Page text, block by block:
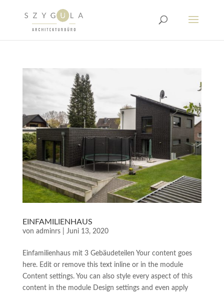
EINFAMILIENHAUS
von adminrs| Juni 13, 2020
Einfamilienhaus mit 3 Gebäudeteilen Your content goes
here. Edit or remove this text inline or in the module
Content settings. You can also style every aspect of this
content in the module Design settings and even apply